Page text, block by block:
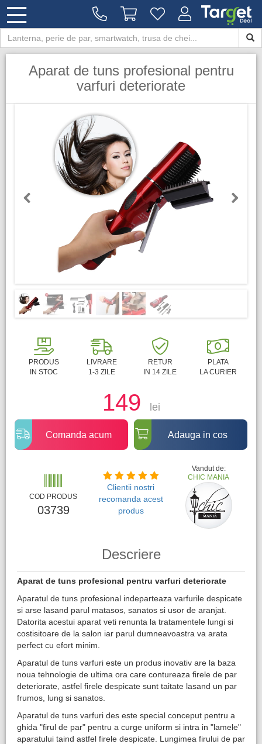
Aparat de tuns profesional pentru
varfuri deteriorate
PRODUS
IN STOC
LIVRARE
1-3 ZILE
RETUR
IN 14 ZILE
PLATA
LA CURIER
149 lei
Comanda acum Adauga in cos
COD PRODUS
03739
Clientii nostri
recomanda acest
produs
Vandut de:
CHIC MANIA
Descriere
Aparat de tuns profesional pentru varfuri deteriorate
Aparatul de tuns profesional indeparteaza varfurile despicate
si arse lasand parul matasos, sanatos si usor de aranjat.
Datorita acestui aparat veti renunta la tratamentele lungi si
costisitoare de la salon iar parul dumneavoastra va arata
perfect cu efort minim.
Aparatul de tuns varfuri este un produs inovativ are la baza
noua tehnologie de ultima ora care contureaza firele de par
deteriorate, astfel firele despicate sunt taitate lasand un par
frumos, lung si sanatos.
Aparatul de tuns varfuri des este special conceput pentru a
ghida "firul de par" pentru a curge uniform si intra in "lamele"
aparatului taind astfel firele despicate. Lungimea firului de par